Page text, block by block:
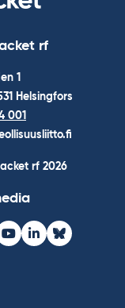
rf
1
Helsingfors
001
rf 2026
Youtube
LinkedInBluesky